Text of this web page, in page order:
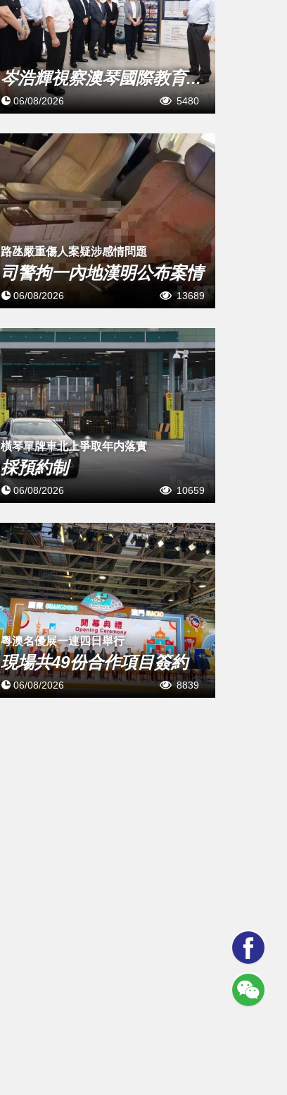
岑浩輝視察澳琴國際教育...
06/08/2026 5480
​路氹嚴重傷人案疑涉感情問題
司警拘一內地漢明公布案情
06/08/2026 13689
橫琴單牌車北上爭取年内落實
採預約制
06/08/2026 10659
粵澳名優展一連四日舉行
現場共49份合作項目簽約
06/08/2026 8839